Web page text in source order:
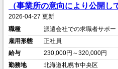
（事業所の意向により公開し
2026-04-27 更新
職種
派遣会社での求職者サポー
雇用形態
正社員
給与
230,000円～320,000円
勤務地
北海道札幌市中央区